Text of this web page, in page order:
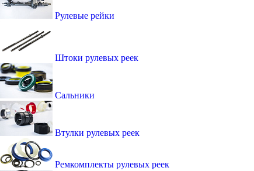
Рулевые рейки
Штоки рулевых реек
Сальники
Втулки рулевых реек
Ремкомплекты рулевых реек